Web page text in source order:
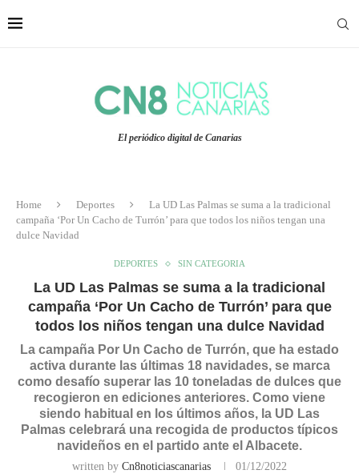
El periódico digital de Canarias
Home Deportes
La UD Las Palmas se suma a la tradicional
campaña ‘Por Un Cacho de Turrón’ para que todos los niños tengan una
dulce Navidad
DEPORTES SIN CATEGORIA
La UD Las Palmas se suma a la tradicional
campaña ‘Por Un Cacho de Turrón’ para que
todos los niños tengan una dulce Navidad
La campaña Por Un Cacho de Turrón, que ha estado
activa durante las últimas 18 navidades, se marca
como desafío superar las 10 toneladas de dulces que
recogieron en ediciones anteriores. Como viene
siendo habitual en los últimos años, la UD Las
Palmas celebrará una recogida de productos típicos
navideños en el partido ante el Albacete.
written by Cn8noticiascanarias 01/12/2022